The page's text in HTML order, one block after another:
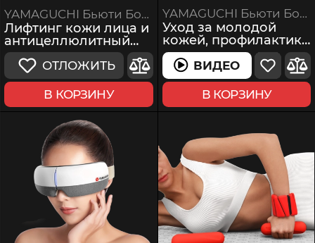
YAMAGUCHI Бьюти Бокс 6
Лифтинг кожи лица и
антицеллюлитный
уход за телом
ОТЛОЖИТЬ
В КОРЗИНУ
YAMAGUCHI Бьюти Бокс 2
Уход за молодой
кожей, профилактика
возрастных
изменений
ВИДЕОВИДЕО
В КОРЗИНУ